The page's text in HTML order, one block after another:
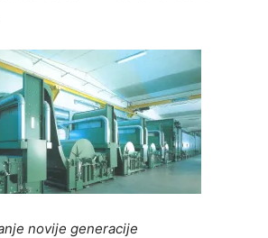
novije generacije